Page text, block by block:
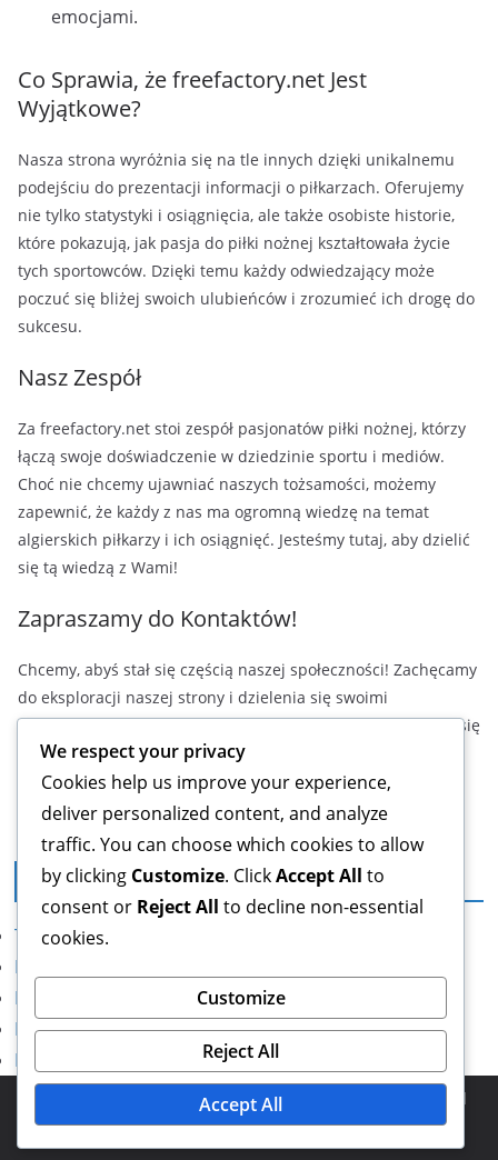
emocjami.
Co Sprawia, że freefactory.net Jest
Wyjątkowe?
Nasza strona wyróżnia się na tle innych dzięki unikalnemu
podejściu do prezentacji informacji o piłkarzach. Oferujemy
nie tylko statystyki i osiągnięcia, ale także osobiste historie,
które pokazują, jak pasja do piłki nożnej kształtowała życie
tych sportowców. Dzięki temu każdy odwiedzający może
poczuć się bliżej swoich ulubieńców i zrozumieć ich drogę do
sukcesu.
Nasz Zespół
Za freefactory.net stoi zespół pasjonatów piłki nożnej, którzy
łączą swoje doświadczenie w dziedzinie sportu i mediów.
Choć nie chcemy ujawniać naszych tożsamości, możemy
zapewnić, że każdy z nas ma ogromną wiedzę na temat
algierskich piłkarzy i ich osiągnięć. Jesteśmy tutaj, aby dzielić
się tą wiedzą z Wami!
Zapraszamy do Kontaktów!
Chcemy, abyś stał się częścią naszej społeczności! Zachęcamy
do eksploracji naszej strony i dzielenia się swoimi
przemyśleniami. Jeśli masz pytania lub sugestie, nie wahaj się
skontaktować z nami pod adresem
Czekamy na Twoje wiadomości!
Informacje prawne
Twoja prywatność
Regulamin
Nawiąż kontakt
Informacje
Preferencje plików cookie
freefactory.net . Powered by
and
WordPress.
We respect your privacy
Cookies help us improve your experience,
deliver personalized content, and analyze
traffic. You can choose which cookies to allow
by clicking Customize. ClickAccept All to
consent or Reject All to decline non-essential
cookies.
Customize
Reject All
Accept All